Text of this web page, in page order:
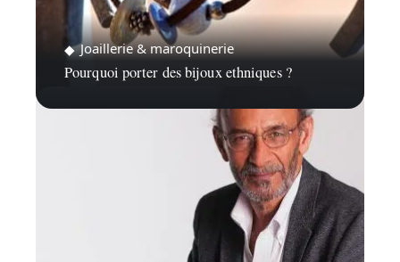
Joaillerie & maroquinerie
Pourquoi porter des bijoux ethniques ?